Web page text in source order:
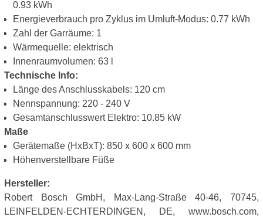
0.93 kWh
Energieverbrauch pro Zyklus im Umluft-Modus: 0.77 kWh
Zahl der Garräume: 1
Wärmequelle: elektrisch
Innenraumvolumen: 63 l
Technische Info:
Länge des Anschlusskabels: 120 cm
Nennspannung: 220 - 240 V
Gesamtanschlusswert Elektro: 10.85 kW
Maße
Gerätemaße (HxBxT): 850 x 600 x 600 mm
Höhenverstellbare Füße
Hersteller:
Robert Bosch GmbH, Max-Lang-Straße 40-46, 70745,
LEINFELDEN-ECHTERDINGEN, DE, www.bosch.com,